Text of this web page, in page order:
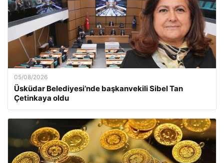
05/08/2026
Üsküdar Belediyesi’nde başkanvekili Sibel Tan
Çetinkaya oldu